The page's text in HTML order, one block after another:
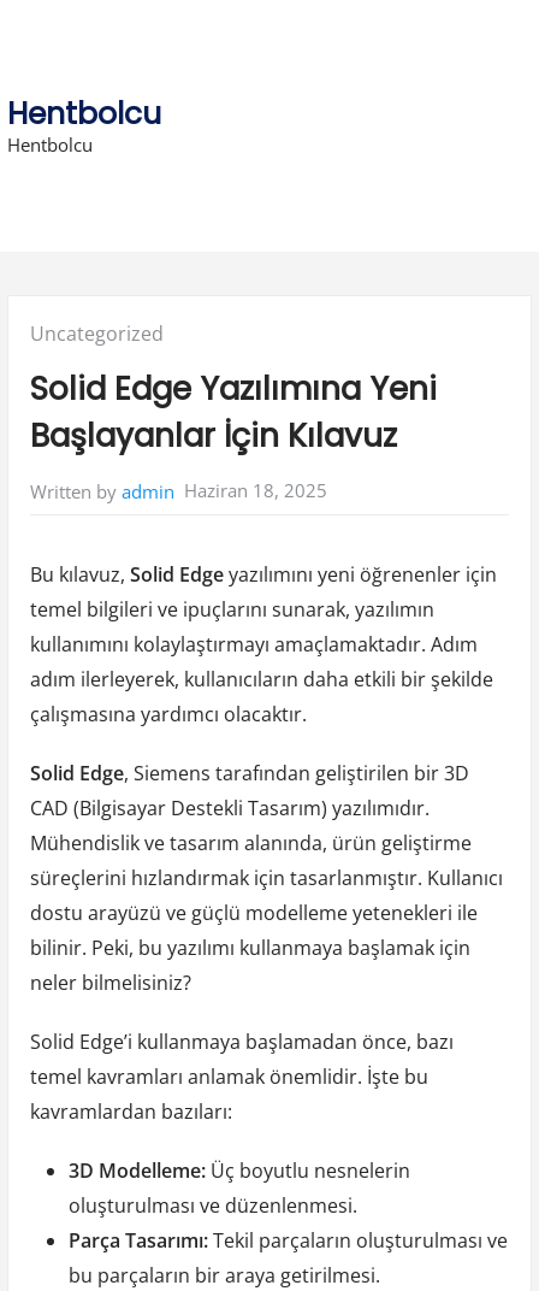
Hentbolcu
Hentbolcu
Posted
Uncategorized
Solid Edge Yazılımına Yeni
Başlayanlar İçin Kılavuz
Written by admin Haziran 18, 2025
Bu kılavuz, Solid Edgeyazılımını yeni öğrenenler için
temel bilgileri ve ipuçlarını sunarak, yazılımın
kullanımını kolaylaştırmayı amaçlamaktadır. Adım
adım ilerleyerek, kullanıcıların daha etkili bir şekilde
çalışmasına yardımcı olacaktır.
Solid Edge, Siemens tarafından geliştirilen bir 3D
CAD (Bilgisayar Destekli Tasarım) yazılımıdır.
Mühendislik ve tasarım alanında, ürün geliştirme
süreçlerini hızlandırmak için tasarlanmıştır. Kullanıcı
dostu arayüzü ve güçlü modelleme yetenekleri ile
bilinir. Peki, bu yazılımı kullanmaya başlamak için
neler bilmelisiniz?
Solid Edge’i kullanmaya başlamadan önce, bazı
temel kavramları anlamak önemlidir. İşte bu
kavramlardan bazıları:
3D Modelleme:Üç boyutlu nesnelerin
oluşturulması ve düzenlenmesi.
Parça Tasarımı:Tekil parçaların oluşturulması ve
bu parçaların bir araya getirilmesi.